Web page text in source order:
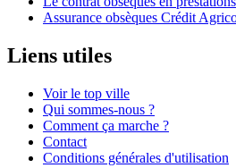
Assurance obsèques Crédit
Liens utiles
Voir le top ville
Qui sommes-nous ?
Comment ça marche ?
Contact
Conditions générales d'utilisation